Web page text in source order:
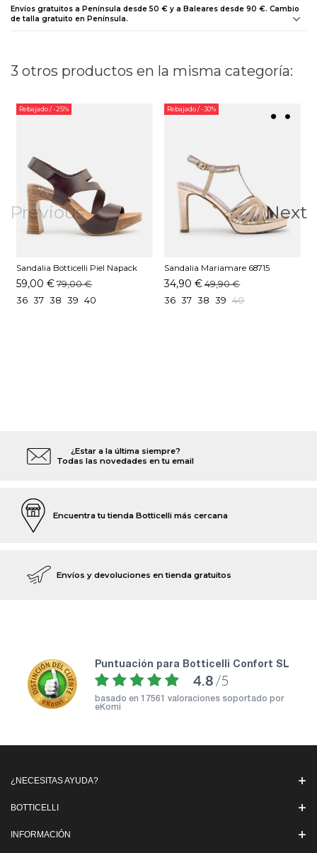
Envíos gratuitos a Península desde 50 € y a Baleares desde 90 €. Cambio
de talla gratuito en Península.
3 otros productos en la misma categoría:
Previous
Rebajado/ -25%
Sandalia Botticelli Piel Napack
Moka
59,00 € 79,00 €
36 37 38 39 40
Rebajado/ -30%
Sandalia Mariamare 68715
C60216 Champagne
34,90 € 49,90 €
36 37 38 39 40
Next
¿Estar a la última siempre?
Todas las novedades en tu email
Encuentra tu tienda Botticelli más cercana
Envíos y devoluciones en tienda gratuitos
puntuación para Botticelli Confort SL
4.8 /5
basado en 17561 valoraciones soportado por
eKomi
¿NECESITAS AYUDA?
BOTTICELLI
INFORMACIÓN